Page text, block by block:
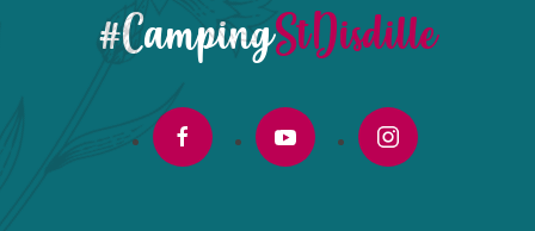
#CampingStDisdille
facebook youtube instagram